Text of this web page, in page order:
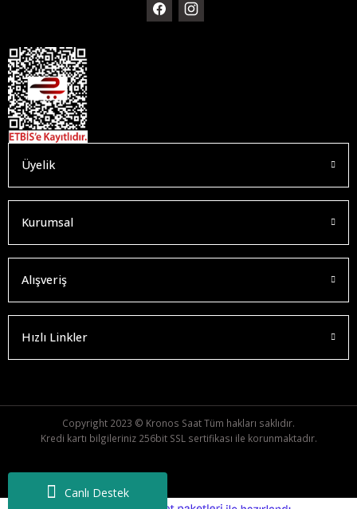
Canlı Destek
Üyelik
Kurumsal
Alışveriş
Hızlı Linkler
Copyright 2023 © Kronos Saat Tüm hakları saklıdır.
Kredi kartı bilgileriniz 256bit SSL sertifikası ile korunmaktadır.